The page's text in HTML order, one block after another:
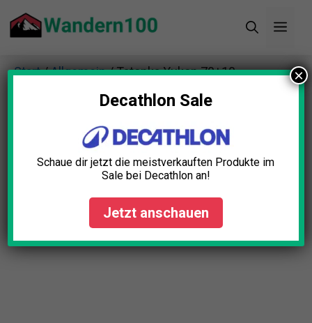
Inhalt
Start/Allgemein/ Tatonka Yukon 70+10
Trekkingrucksack TestDecathlon Sale
Schaue dir jetzt die meistverkauften Produkte im
Sale bei Decathlon an!
Jetzt anschauen
×